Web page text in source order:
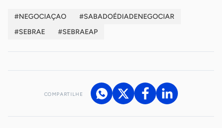
#NEGOCIAÇAO
#SABADOÉDIADENEGOCIAR
#SEBRAE
#SEBRAEAP
COMPARTILHE